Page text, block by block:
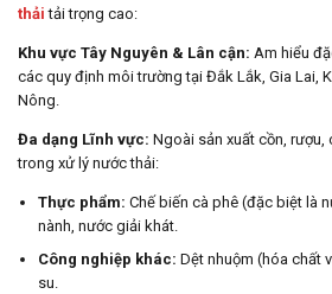
thải tải trọng cao:
Khu vực Tây Nguyên & Lân cận: Am hiểu
các quy định môi trường tại Đắk Lắk, Gia Lai,
Nông.
Đa dạng Lĩnh vực: Ngoài sản xuất cồn,
trong xử lý nước thải:
Thực phẩm: Chế biến cà phê (đặc biệt là
nành, nước giải khát.
Công nghiệp khác: Dệt nhuộm (hóa chất
su.